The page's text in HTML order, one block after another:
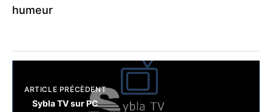
humeur
ARTICLE PRÉCÈDENT
Sybla TV sur PC